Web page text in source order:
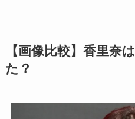
【画像比較】香里奈
た？